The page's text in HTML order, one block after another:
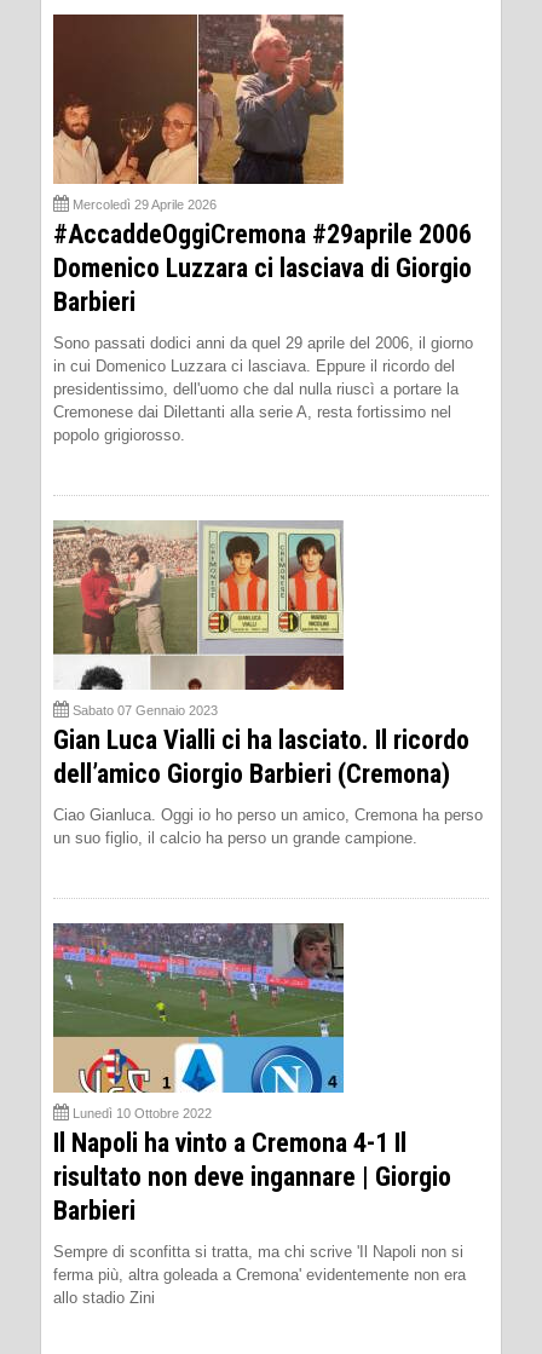
Mercoledì 29 Aprile 2026
#AccaddeOggiCremona #29aprile 2006
Domenico Luzzara ci lasciava di Giorgio
Barbieri
Sono passati dodici anni da quel 29 aprile del 2006, il giorno
in cui Domenico Luzzara ci lasciava. Eppure il ricordo del
presidentissimo, dell'uomo che dal nulla riuscì a portare la
Cremonese dai Dilettanti alla serie A, resta fortissimo nel
popolo grigiorosso.
Sabato 07 Gennaio 2023
Gian Luca Vialli ci ha lasciato. Il ricordo
dell’amico Giorgio Barbieri (Cremona)
Ciao Gianluca. Oggi io ho perso un amico, Cremona ha perso
un suo figlio, il calcio ha perso un grande campione.
Lunedì 10 Ottobre 2022
Il Napoli ha vinto a Cremona 4-1 Il
risultato non deve ingannare | Giorgio
Barbieri
Sempre di sconfitta si tratta, ma chi scrive 'Il Napoli non si
ferma più, altra goleada a Cremona' evidentemente non era
allo stadio Zini